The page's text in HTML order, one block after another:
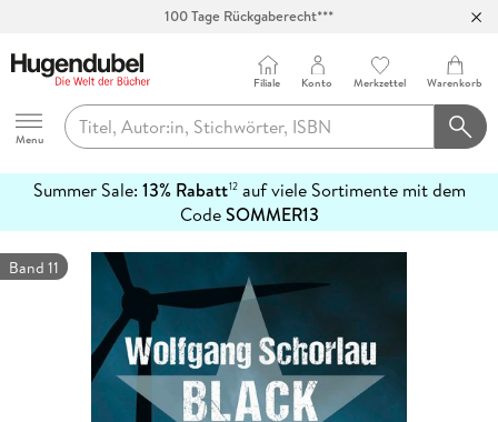
100 Tage Rückgaberecht***
Hugendubel
Menu
Filiale Konto Merkzettel Warenkorb
Summer Sale: 13% Rabatt12auf viele Sortimente mit dem
CodeSOMMER13
erfahren
Band 11